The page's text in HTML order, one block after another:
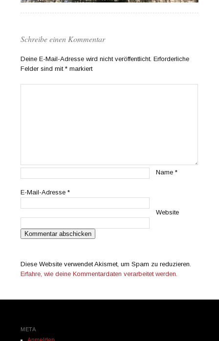
Schreibe einen Kommentar
Deine E-Mail-Adresse wird nicht veröffentlicht. Erforderliche
Felder sind mit* markiert
Name*
E-Mail-Adresse*
Website
Diese Website verwendet Akismet, um Spam zu reduzieren.
Erfahre, wie deine Kommentardaten verarbeitet werden.
META